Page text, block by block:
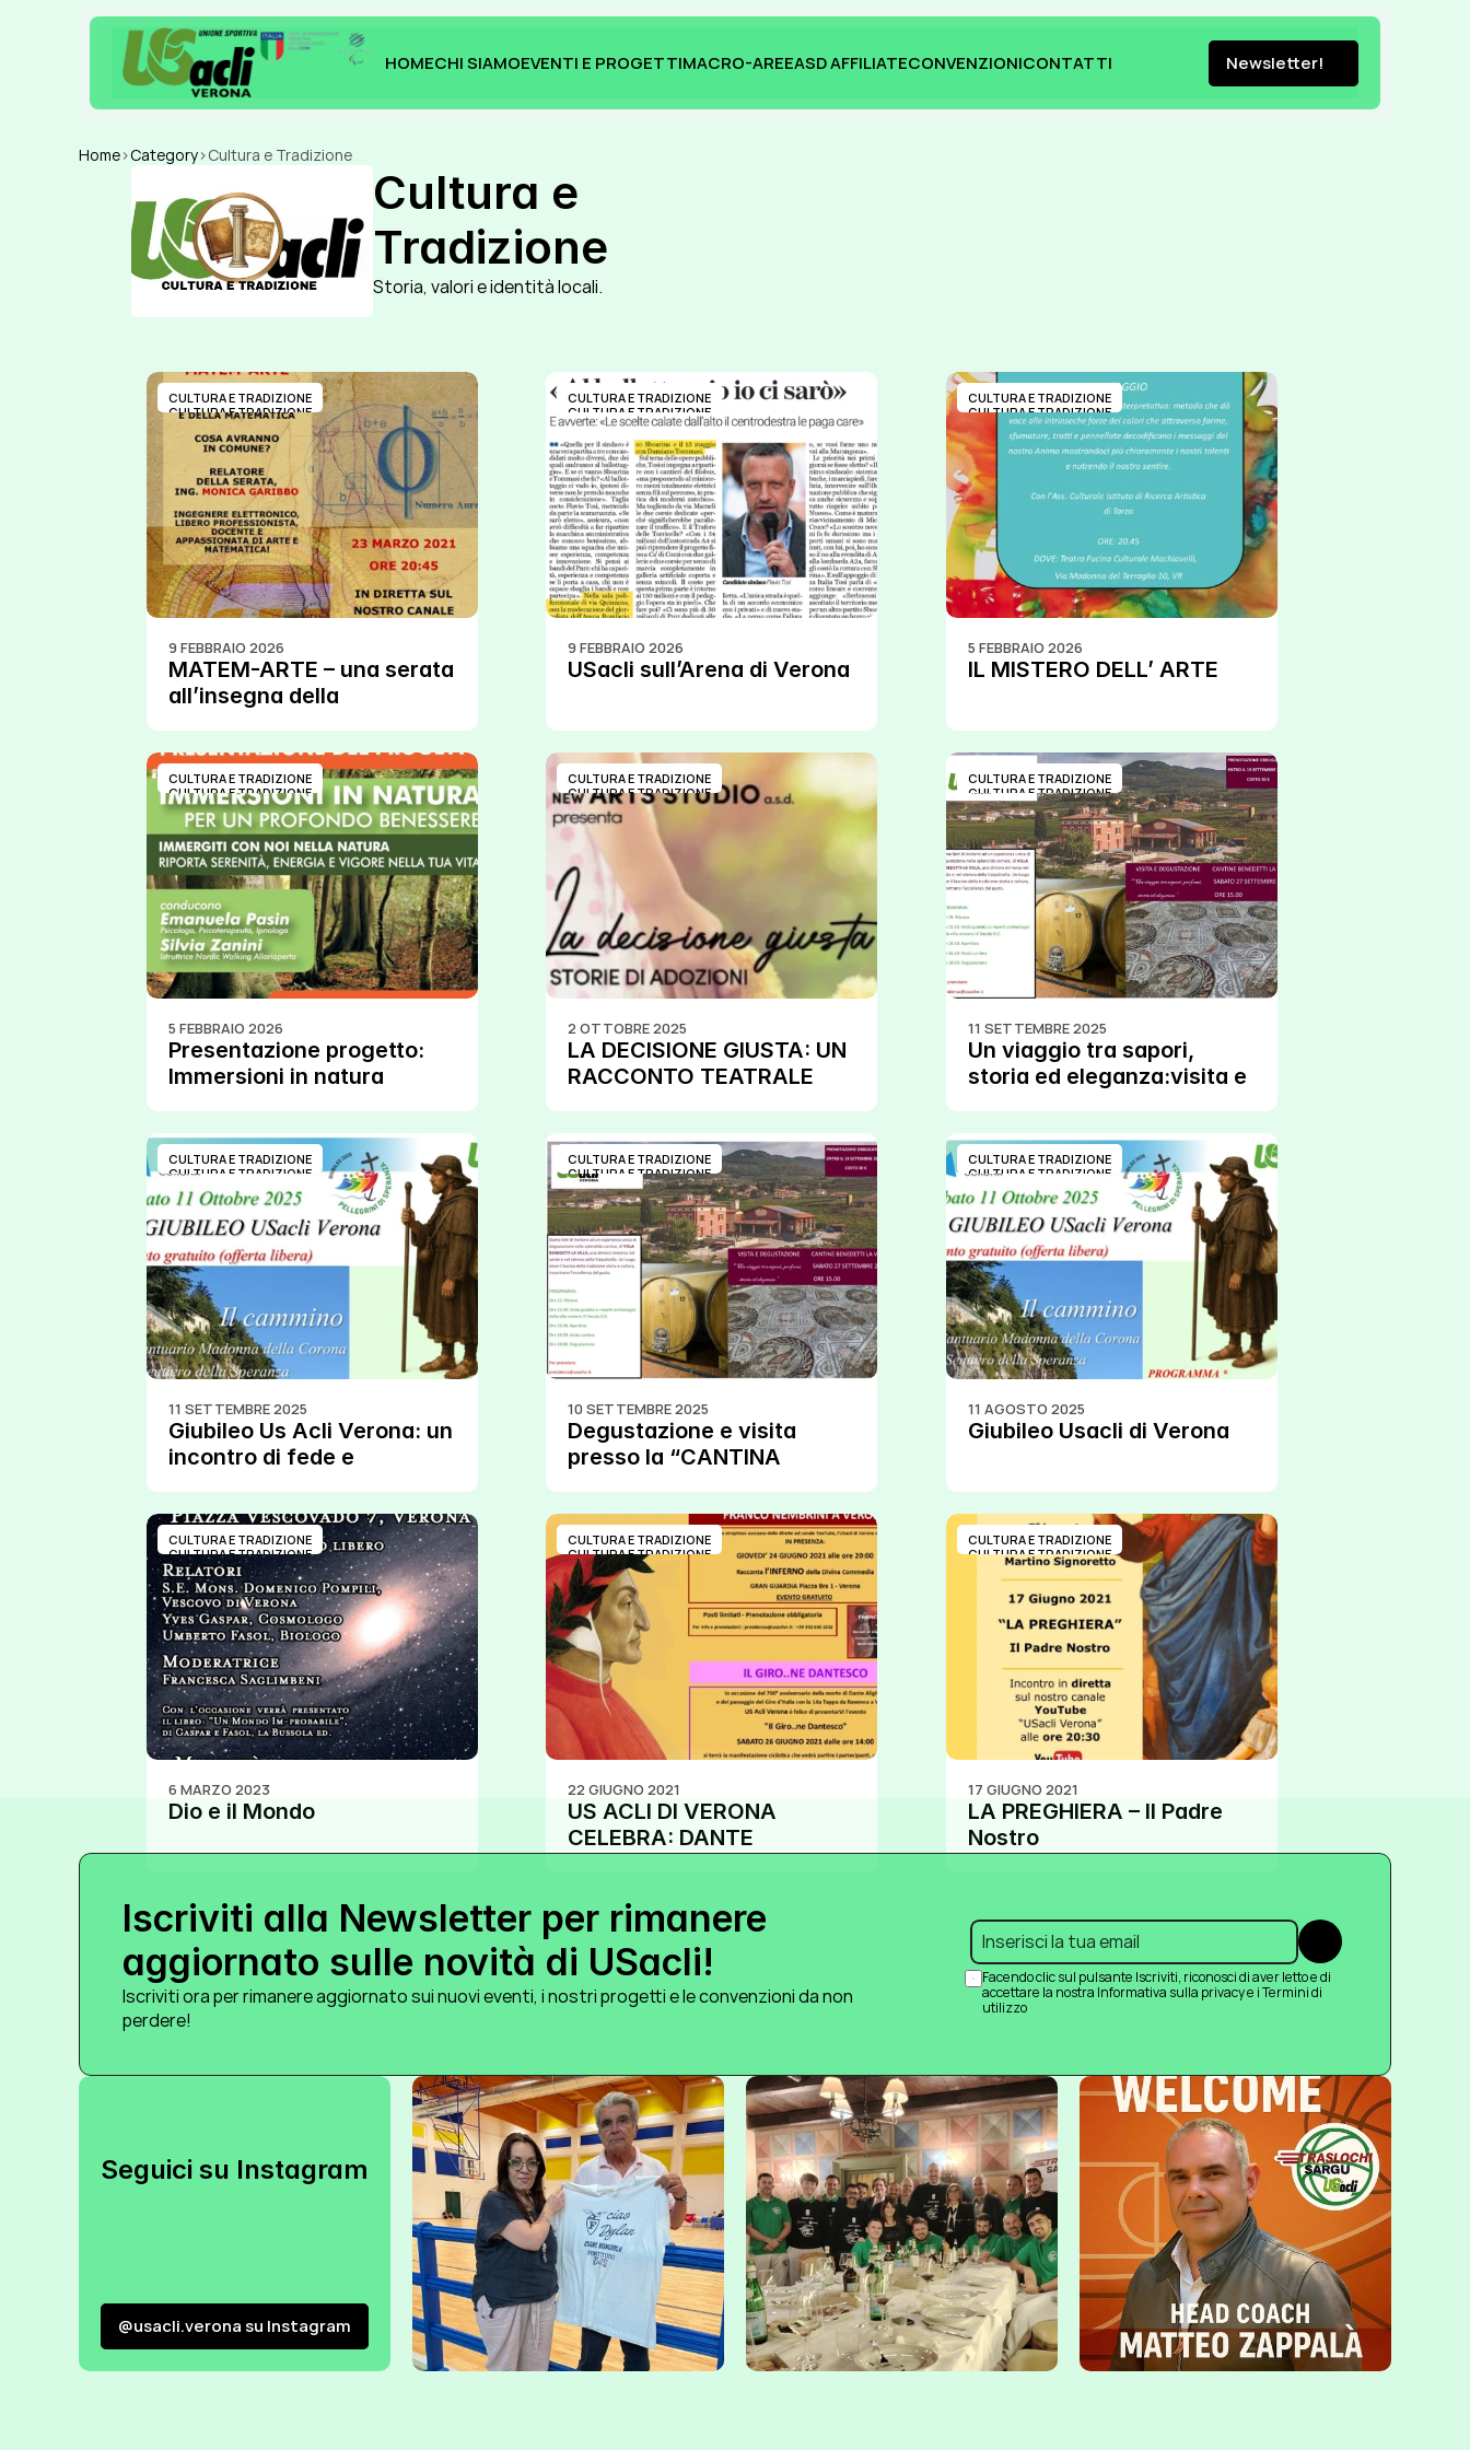
HOMECHI SIAMOEVENTI E PROGETTIMACRO-AREEASD AFFILIATECONVENZIONICONTATTI
Newsletter!
Newsletter!
Home>Category>Cultura e Tradizione
Cultura e
Tradizione
Storia, valori e identità locali.
CULTURA E TRADIZIONE
CULTURA E TRADIZIONE
9 FEBBRAIO 2026
MATEM-ARTE – una serata
all’insegna della
CULTURA E TRADIZIONE
CULTURA E TRADIZIONE
9 FEBBRAIO 2026
USacli sull’Arena di Verona
CULTURA E TRADIZIONE
CULTURA E TRADIZIONE
5 FEBBRAIO 2026
IL MISTERO DELL’ ARTE
CULTURA E TRADIZIONE
CULTURA E TRADIZIONE
5 FEBBRAIO 2026
Presentazione progetto:
Immersioni in natura
CULTURA E TRADIZIONE
CULTURA E TRADIZIONE
2 OTTOBRE 2025
LA DECISIONE GIUSTA: UN
RACCONTO TEATRALE
PROFONDO DELL’
ADOZIONE.
CULTURA E TRADIZIONE
CULTURA E TRADIZIONE
11 SETTEMBRE 2025
Un viaggio tra sapori,
storia ed eleganza:visita e
Benedetti.
CULTURA E TRADIZIONE
CULTURA E TRADIZIONE
11 SETTEMBRE 2025
Giubileo Us Acli Verona: un
incontro di fede e
della Corona.
CULTURA E TRADIZIONE
CULTURA E TRADIZIONE
10 SETTEMBRE 2025
Degustazione e visita
presso la “CANTINA
CULTURA E TRADIZIONE
CULTURA E TRADIZIONE
11 AGOSTO 2025
Giubileo Usacli di Verona
CULTURA E TRADIZIONE
CULTURA E TRADIZIONE
6 MARZO 2023
Dio e il Mondo
CULTURA E TRADIZIONE
CULTURA E TRADIZIONE
22 GIUGNO 2021
US ACLI DI VERONA
CELEBRA: DANTE
CULTURA E TRADIZIONE
CULTURA E TRADIZIONE
17 GIUGNO 2021
LA PREGHIERA – Il Padre
Nostro
Iscriviti alla Newsletter per rimanere
aggiornato sulle novità di USacli!
Iscriviti ora per rimanere aggiornato sui nuovi eventi, i nostri progetti e le convenzioni da non
perdere!
Submit
Facendo clic sul pulsante Iscriviti, riconosci di aver letto e di
accettare la nostra Informativa sulla privacy e i Termini di
utilizzo
Seguici su Instagram
@usacli.verona su Instagram
@usacli.verona su Instagram